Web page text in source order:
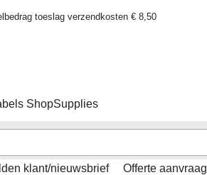
toeslag verzendkosten € 8,50
ShopSupplies
klant/nieuwsbrief Offerte aanvraag